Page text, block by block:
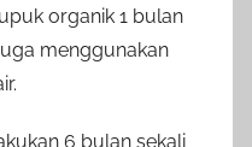
organik 1 bulan
menggunakan
6 bulan sekali